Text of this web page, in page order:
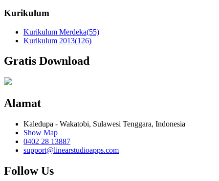
Kurikulum
Kurikulum Merdeka(55)
Kurikulum 2013(126)
Gratis Download
Alamat
Kaledupa - Wakatobi, Sulawesi Tenggara, Indonesia
Show Map
0402 28 13887
support@linearstudioapps.com
Follow Us